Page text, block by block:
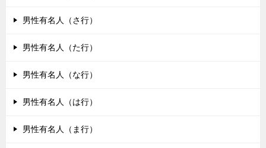
男性有名人（さ行）
男性有名人（た行）
男性有名人（な行）
男性有名人（は行）
男性有名人（ま行）